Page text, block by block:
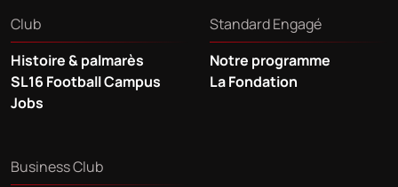
Club
Histoire & palmarès
SL16 Football Campus
Jobs
Standard Engagé
Notre programme
La Fondation
Business Club